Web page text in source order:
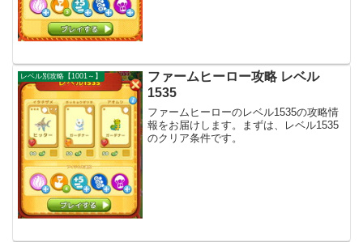
レベル別攻略【1001～】
ファームヒーロー攻略 レベル
1535
ファームヒーローのレベル1535の攻略情
報をお届けします。まずは、レベル1535
のクリア条件です。